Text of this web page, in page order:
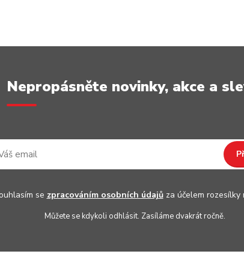
Nepropásněte novinky, akce a
se zpracováním osobních údajůza účelem rozesílky
Můžete se kdykoli odhlásit. Zasíláme dvakrát ročně.